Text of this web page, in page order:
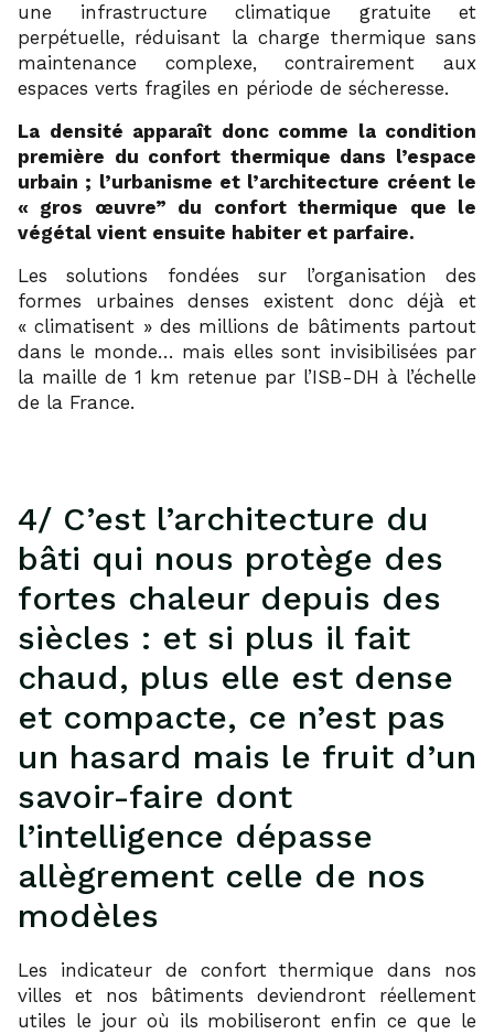
une infrastructure climatique gratuite et
perpétuelle, réduisant la charge thermique sans
maintenance complexe, contrairement aux
espaces verts fragiles en période de sécheresse.
La densité apparaît donc comme la condition
première du confort thermique dans l’espace
urbain ; l’urbanisme et l’architecture créent le
« gros œuvre” du confort thermique que le
végétal vient ensuite habiter et parfaire.
Les solutions fondées sur l’organisation des
formes urbaines denses existent donc déjà et
« climatisent » des millions de bâtiments partout
dans le monde… mais elles sont invisibilisées par
la maille de 1 km retenue par l’ISB-DH à l’échelle
de la France.
4/ C’est l’architecture du
bâti qui nous protège des
fortes chaleur depuis des
siècles : et si plus il fait
chaud, plus elle est dense
et compacte, ce n’est pas
un hasard mais le fruit d’un
savoir-faire dont
l’intelligence dépasse
allègrement celle de nos
modèles
Les indicateur de confort thermique dans nos
villes et nos bâtiments deviendront réellement
utiles le jour où ils mobiliseront enfin ce que le